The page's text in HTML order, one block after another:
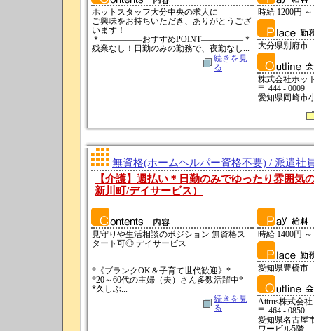
ホットスタッフ大分中央の求人に
ご興味をお持ちいただき、ありがとうござ
います！
＊―――――おすすめPOINT―――――＊
残業なし！日勤のみの勤務で、夜勤なし...
続きを見
る
時給 1200円 ～
大分県別府市
株式会社ホッ
〒 444 - 0009
愛知県岡崎市
無資格(ホームヘルパー資格不要) / 派遣社
【介護】週払い＊日勤のみでゆったり雰囲気
新川町/デイサービス）
見守りや生活相談のポジション 無資格ス
タート可◎ デイサービス
*《ブランクOK＆子育て世代歓迎》*
*20～60代の主婦（夫）さん多数活躍中*
*久しぶ...
続きを見
る
時給 1400円 ～
愛知県豊橋市
Attrus株式会社
〒 464 - 0850
愛知県名古屋
ワービル5階